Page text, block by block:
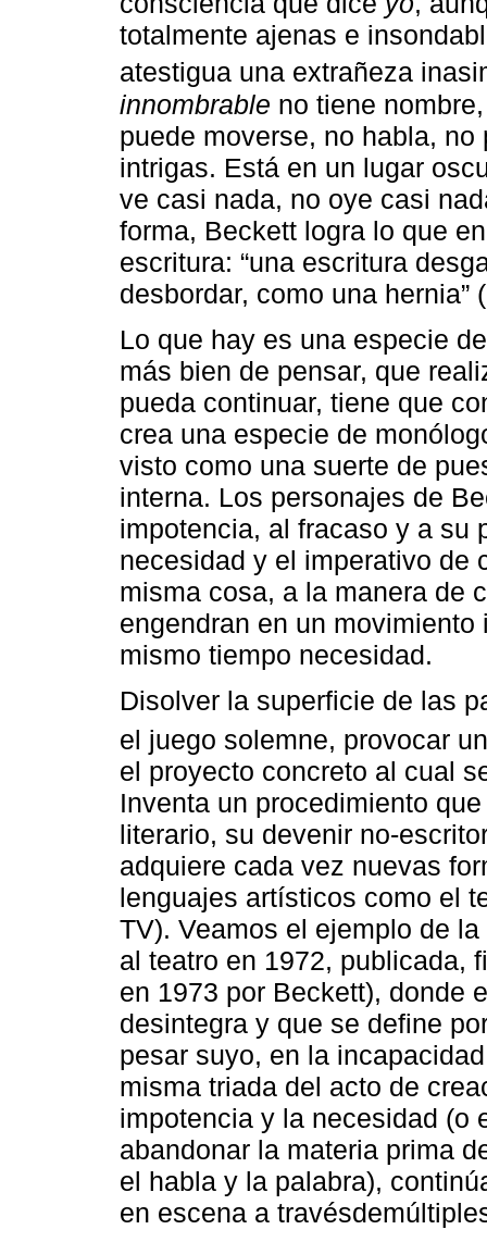
totalmente ajenas e
atestigua una extrañeza
innombrable no tiene
puede moverse, no habla,
intrigas. Está en un lugar
ve casi nada, no oye casi
forma, Beckett logra lo que
escritura: “una escritura
desbordar, como una
Lo que hay es una especie
más bien de pensar, que
pueda continuar, tiene que
crea una especie de
visto como una suerte de
interna. Los personajes de
impotencia, al fracaso y a su
necesidad y el imperativo de
misma cosa, a la manera de
engendran en un
mismo tiempo necesidad.
Disolver la superficie de las
el juego solemne, provocar
el proyecto concreto al cual
Inventa un procedimiento
literario, su devenir no-
adquiere cada vez nuevas
lenguajes artísticos como el
TV). Veamos el ejemplo de la
al teatro en 1972, publicada,
en 1973 por Beckett), donde
desintegra y que se define
pesar suyo, en la
misma triada del acto de
impotencia y la necesidad (o
abandonar la materia prima
el habla y la palabra),
en escena a